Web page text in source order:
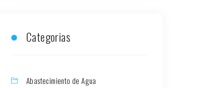
Categorias
Abastecimiento de Agua